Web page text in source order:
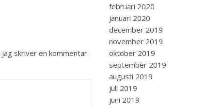
skriver en kommentar.
februari 2020
januari 2020
december 2019
november 2019
oktober 2019
september 2019
augusti 2019
juli 2019
juni 2019